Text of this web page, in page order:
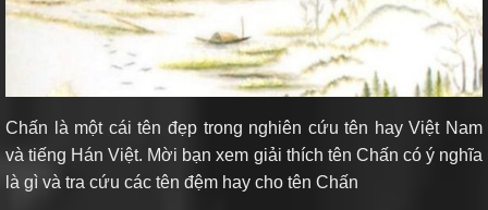
Chấn là một cái tên đẹp trong nghiên cứu tên hay Việt Nam
và tiếng Hán Việt. Mời bạn xem giải thích tên Chấn có ý nghĩa
là gì và tra cứu các tên đệm hay cho tên Chấn